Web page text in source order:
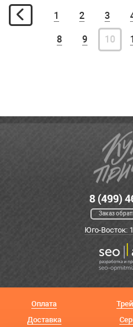
1 2 3
8 9 10
8 (499)
Заказ
Юго-Восток:
Оплата
Доставка